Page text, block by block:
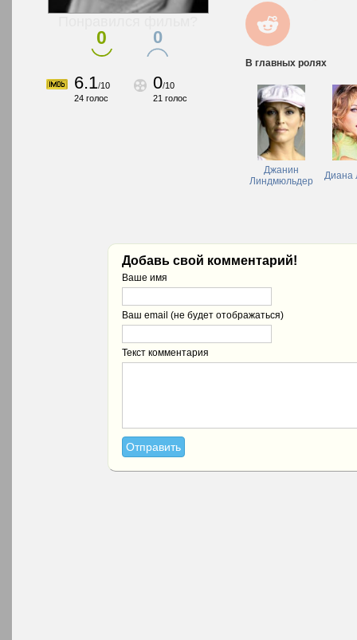
0 0
6.1/10
24 голос
0/10
21 голос
В главных ролях
Джанин
Линдмюльдер
Диана
Добавь свой комментарий!
Ваше имя
Ваш email (не будет отображаться)
Текст комментария